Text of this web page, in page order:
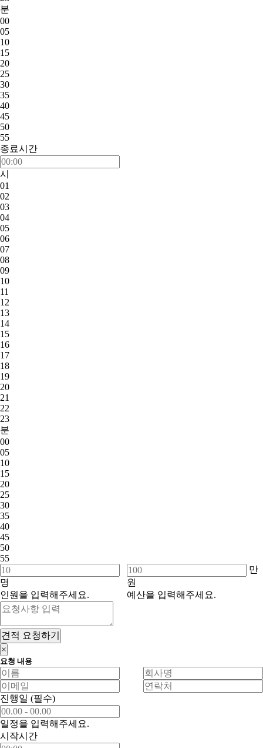
분
00
05
10
15
20
25
30
35
40
45
50
55
종료시간
시
01
02
03
04
05
06
07
08
09
10
11
12
13
14
15
16
17
18
19
20
21
22
23
분
00
05
10
15
20
25
30
35
40
45
50
55
명
인원을 입력해주세요.
만
원
예산을 입력해주세요.
견적 요청하기
×
요청 내용
진행일 (필수)
일정을 입력해주세요.
시작시간